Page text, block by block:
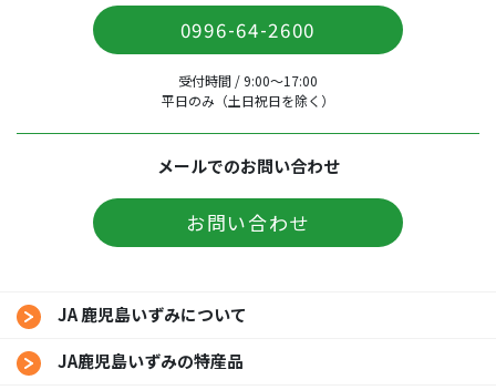
0996-64-2600
受付時間 / 9:00〜17:00
平日のみ（土日祝日を除く）
メールでのお問い合わせ
お問い合わせ
JA 鹿児島いずみについて
JA鹿児島いずみの特産品